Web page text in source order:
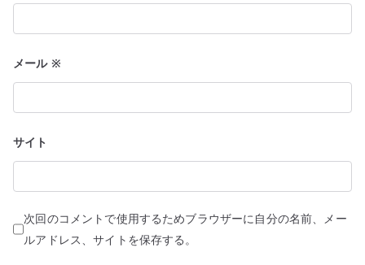
メール ※
サイト
次回のコメントで使用するためブラウザーに自分の名前、メー
ルアドレス、サイトを保存する。